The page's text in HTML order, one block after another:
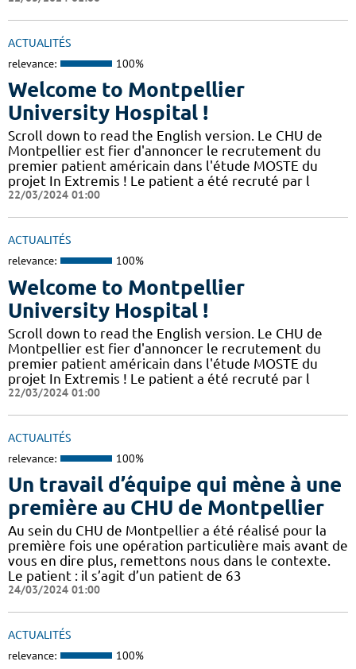
ACTUALITÉS
relevance: 100%
Welcome to Montpellier
University Hospital !
Scroll down to read the English version. Le CHU de
Montpellier est fier d'annoncer le recrutement du
premier patient américain dans l'étude MOSTE du
projet In Extremis ! Le patient a été recruté par l
22/03/2024 01:00
ACTUALITÉS
relevance: 100%
Welcome to Montpellier
University Hospital !
Scroll down to read the English version. Le CHU de
Montpellier est fier d'annoncer le recrutement du
premier patient américain dans l'étude MOSTE du
projet In Extremis ! Le patient a été recruté par l
22/03/2024 01:00
ACTUALITÉS
relevance: 100%
Un travail d’équipe qui mène à une
première au CHU de Montpellier
Au sein du CHU de Montpellier a été réalisé pour la
première fois une opération particulière mais avant de
vous en dire plus, remettons nous dans le contexte.
Le patient : il s’agit d’un patient de 63
24/03/2024 01:00
ACTUALITÉS
relevance: 100%